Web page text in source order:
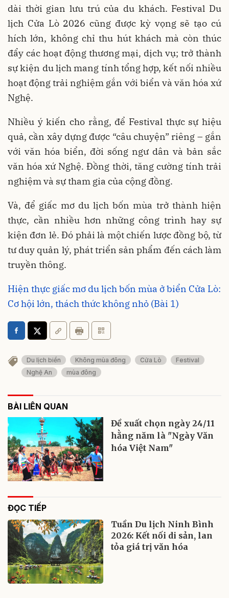
dài thời gian lưu trú của du khách. Festival Du
lịch Cửa Lò 2026 cũng được kỳ vọng sẽ tạo cú
hích lớn, không chỉ thu hút khách mà còn thúc
đẩy các hoạt động thương mại, dịch vụ; trở thành
sự kiện du lịch mang tính tổng hợp, kết nối nhiều
hoạt động trải nghiệm gắn với biển và văn hóa xứ
Nghệ.
Nhiều ý kiến cho rằng, để Festival thực sự hiệu
quả, cần xây dựng được “câu chuyện” riêng – gắn
với văn hóa biển, đời sống ngư dân và bản sắc
văn hóa xứ Nghệ. Đồng thời, tăng cường tính trải
nghiệm và sự tham gia của cộng đồng.
Và, để giấc mơ du lịch bốn mùa trở thành hiện
thực, cần nhiều hơn những công trình hay sự
kiện đơn lẻ. Đó phải là một chiến lược đồng bộ, từ
tư duy quản lý, phát triển sản phẩm đến cách làm
truyền thông.
Hiện thực giấc mơ du lịch bốn mùa ở biển Cửa Lò:
Cơ hội lớn, thách thức không nhỏ (Bài 1)
Du lịch biển Không mùa đông Cửa Lò
Festival
Nghệ An
mùa đông
BÀI LIÊN QUAN
Đề xuất chọn ngày 24/11
hằng năm là "Ngày Văn
hóa Việt Nam"
ĐỌC TIẾP
Tuần Du lịch Ninh Bình
2026: Kết nối di sản, lan
tỏa giá trị văn hóa